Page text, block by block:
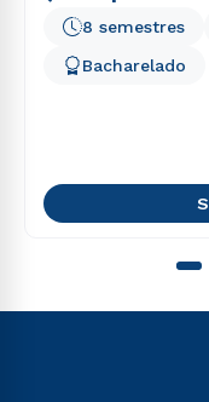
8 semestres
Bacharelado